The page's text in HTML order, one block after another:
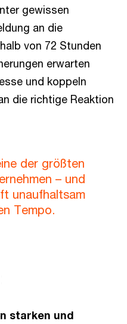
gewissen
an die
von 72 Stunden
erwarten
und koppeln
die richtige Reaktion
der größten
– und
unaufhaltsam
Tempo.
starken und